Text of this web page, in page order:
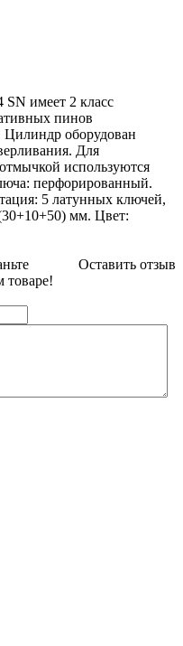
имеет 2 класс
пинов
оборудован
Для
используются
перфорированный.
5 латунных ключей,
мм. Цвет:
Оставить отзыв
товаре!